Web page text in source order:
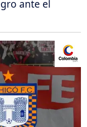
ante el